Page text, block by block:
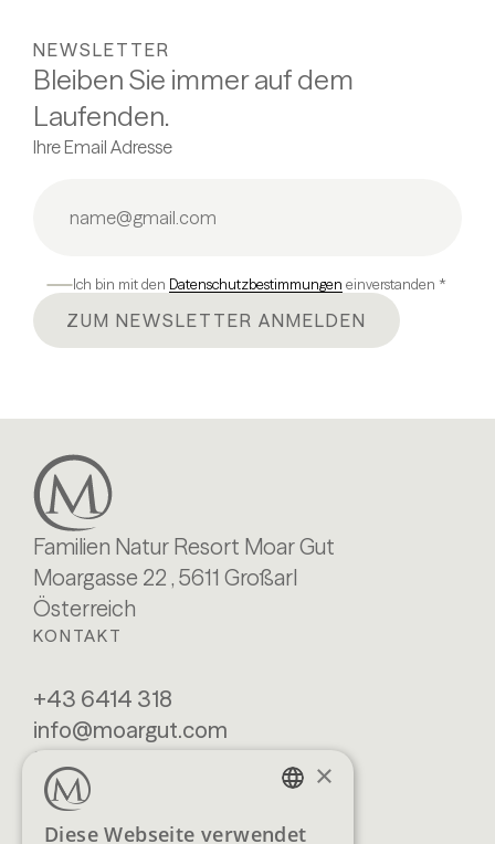
NEWSLETTER
Bleiben Sie immer auf dem
Laufenden.
Ihre Email Adresse
Ich bin mit den Datenschutzbestimmungen einverstanden *
ZUM NEWSLETTER ANMELDEN
Familien Natur Resort Moar Gut
Moargasse 22 , 5611 Großarl
Österreich
KONTAKT
+43 6414 318
info@moargut.com
SERVICES
Lage & Anreise
Buchen
×
Diese Webseite verwendet